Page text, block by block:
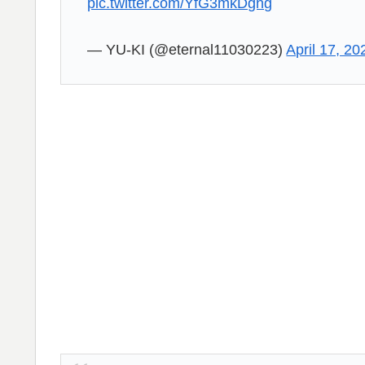
pic.twitter.com/YfG3mkDgng
— YU-KI (@eternal11030223)April 17,